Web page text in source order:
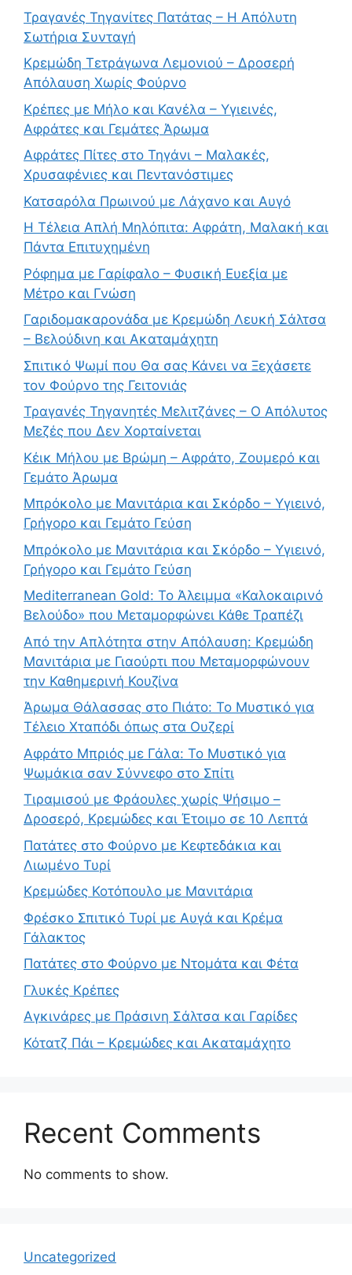
Τραγανές Τηγανίτες Πατάτας – Η Απόλυτη
Σωτήρια Συνταγή
Κρεμώδη Τετράγωνα Λεμονιού – Δροσερή
Απόλαυση Χωρίς Φούρνο
Κρέπες με Μήλο και Κανέλα – Υγιεινές,
Αφράτες και Γεμάτες Άρωμα
Αφράτες Πίτες στο Τηγάνι – Μαλακές,
Χρυσαφένιες και Πεντανόστιμες
Κατσαρόλα Πρωινού με Λάχανο και Αυγό
Η Τέλεια Απλή Μηλόπιτα: Αφράτη, Μαλακή και
Πάντα Επιτυχημένη
Ρόφημα με Γαρίφαλο – Φυσική Ευεξία με
Μέτρο και Γνώση
Γαριδομακαρονάδα με Κρεμώδη Λευκή Σάλτσα
– Βελούδινη και Ακαταμάχητη
Σπιτικό Ψωμί που Θα σας Κάνει να Ξεχάσετε
τον Φούρνο της Γειτονιάς
Τραγανές Τηγανητές Μελιτζάνες – Ο Απόλυτος
Μεζές που Δεν Χορταίνεται
Κέικ Μήλου με Βρώμη – Αφράτο, Ζουμερό και
Γεμάτο Άρωμα
Μπρόκολο με Μανιτάρια και Σκόρδο – Υγιεινό,
Γρήγορο και Γεμάτο Γεύση
Μπρόκολο με Μανιτάρια και Σκόρδο – Υγιεινό,
Γρήγορο και Γεμάτο Γεύση
Mediterranean Gold: Το Άλειμμα «Καλοκαιρινό
Βελούδο» που Μεταμορφώνει Κάθε Τραπέζι
Από την Απλότητα στην Απόλαυση: Κρεμώδη
Μανιτάρια με Γιαούρτι που Μεταμορφώνουν
την Καθημερινή Κουζίνα
Άρωμα Θάλασσας στο Πιάτο: Το Μυστικό για
Τέλειο Χταπόδι όπως στα Ουζερί
Αφράτο Μπριός με Γάλα: Το Μυστικό για
Ψωμάκια σαν Σύννεφο στο Σπίτι
Τιραμισού με Φράουλες χωρίς Ψήσιμο –
Δροσερό, Κρεμώδες και Έτοιμο σε 10 Λεπτά
Πατάτες στο Φούρνο με Κεφτεδάκια και
Λιωμένο Τυρί
Κρεμώδες Κοτόπουλο με Μανιτάρια
Φρέσκο Σπιτικό Τυρί με Αυγά και Κρέμα
Γάλακτος
Πατάτες στο Φούρνο με Ντομάτα και Φέτα
Γλυκές Κρέπες
Αγκινάρες με Πράσινη Σάλτσα και Γαρίδες
Κότατζ Πάι – Κρεμώδες και Ακαταμάχητο
Recent Comments
No comments to show.
Uncategorized